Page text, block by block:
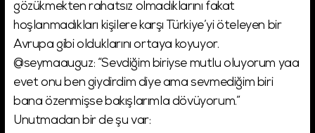
gözükmekten rahatsız olmadıklarını fakat
hoşlanmadıkları kişilere karşı Türkiye’yi öteleyen bir
Avrupa gibi olduklarını ortaya koyuyor.
@seymaauguz: “Sevdiğim biriyse mutlu oluyorum yaa
evet onu ben giydirdim diye ama sevmediğim biri
bana özenmişse bakışlarımla dövüyorum.”
Unutmadan bir de şu var: